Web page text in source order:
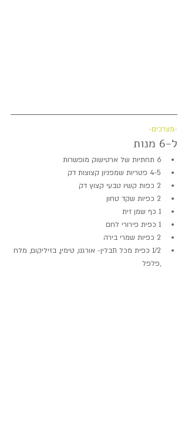
-מצרכים-
ל-6 מנות
6 תחתיות של ארטישוק מופשרות
4-5 פטריות שמפניון קצוצות דק
2 כפות קשיו טבעי קצוץ דק
2 כפיות שקד טחון
1 כף שמן זית
1 כפית פירורי לחם
2 כפיות שמרי בירה
1/2 כפית מכל תבלין- אורגנו, טימין, בזיליקום, מלח
,פלפל